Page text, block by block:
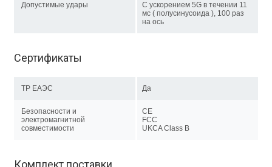
Допустимые удары
С ускорением 5G в течении 11
мс ( полусинусоида ), 100 раз
на ось
Сертификаты
ТР EAЭC Да
Безопасности и
электромагнитной
совместимости
CE
FCC
UKCA Class B
Комплект поставки